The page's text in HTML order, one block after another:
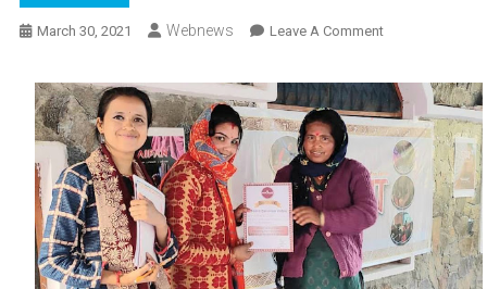
March 30, 2021 Webnews Leave A CommentOn
समाचार
:
ऐपण
को
रोजगार
से
जोड़ने
के
लिए